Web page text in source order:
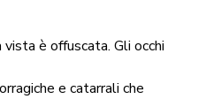
è offuscata. Gli occhi
e catarrali che